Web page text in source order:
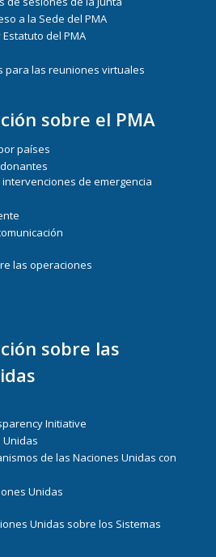
a la Sede del PMA
del PMA
para las reuniones virtuales
sobre el PMA
países
de emergencia
las operaciones
sobre las
Initiative
Unidas
de las Naciones Unidas con
Unidas
Unidas sobre los Sistemas